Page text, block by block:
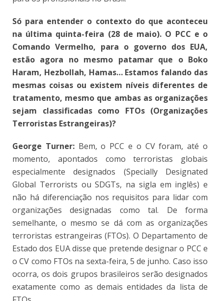
Só para entender o contexto do que aconteceu
na última quinta-feira (28 de maio). O PCC e o
Comando Vermelho, para o governo dos EUA,
estão agora no mesmo patamar que o Boko
Haram, Hezbollah, Hamas… Estamos falando das
mesmas coisas ou existem níveis diferentes de
tratamento, mesmo que ambas as organizações
sejam classificadas como FTOs (Organizações
Terroristas Estrangeiras)?
George Turner:Bem, o PCC e o CV foram, até o
momento, apontados como terroristas globais
especialmente designados (Specially Designated
Global Terrorists ou SDGTs, na sigla em inglês) e
não há diferenciação nos requisitos para lidar com
organizações designadas como tal. De forma
semelhante, o mesmo se dá com as organizações
terroristas estrangeiras (FTOs). O Departamento de
Estado dos EUA disse que pretende designar o PCC e
o CV como FTOs na sexta-feira, 5 de junho. Caso isso
ocorra, os dois grupos brasileiros serão designados
exatamente como as demais entidades da lista de